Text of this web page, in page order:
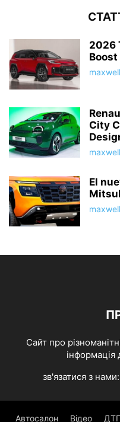
2026
City
El
Cайт про
інформація
зв'язатися з нами:
Автосалон Відео